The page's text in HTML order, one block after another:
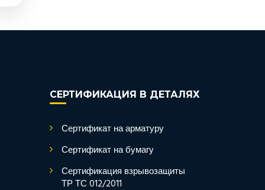
СЕРТИФИКАЦИЯ В ДЕТАЛЯХ
Сертификат на арматуру
Сертификат на бумагу
Сертификация взрывозащиты
ТР ТС 012/2011